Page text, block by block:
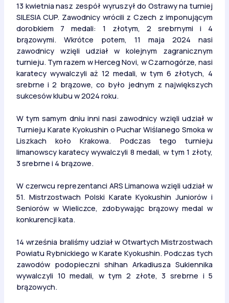
13 kwietnia nasz zespół wyruszył do Ostrawy na turniej
SILESIA CUP. Zawodnicy wrócili z Czech z imponującym
dorobkiem 7 medali: 1 złotym, 2 srebrnymi i 4
brązowymi. Wkrótce potem, 11 maja 2024 nasi
zawodnicy wzięli udział w kolejnym zagranicznym
turnieju. Tym razem w Herceg Novi, w Czarnogórze, nasi
karatecy wywalczyli aż 12 medali, w tym 6 złotych, 4
srebrne i 2 brązowe, co było jednym z największych
sukcesów klubu w 2024 roku.
W tym samym dniu inni nasi zawodnicy wzięli udział w
Turnieju Karate Kyokushin o Puchar Wiślanego Smoka w
Liszkach koło Krakowa. Podczas tego turnieju
limanowscy karatecy wywalczyli 8 medali, w tym 1 złoty,
3 srebrne i 4 brązowe.
W czerwcu reprezentanci ARS Limanowa wzięli udział w
51. Mistrzostwach Polski Karate Kyokushin Juniorów i
Seniorów w Wieliczce, zdobywając brązowy medal w
konkurencji kata.
14 września braliśmy udział w Otwartych Mistrzostwach
Powiatu Rybnickiego w Karate Kyokushin. Podczas tych
zawodów podopieczni shihan Arkadiusza Sukiennika
wywalczyli 10 medali, w tym 2 złote, 3 srebrne i 5
brązowych.